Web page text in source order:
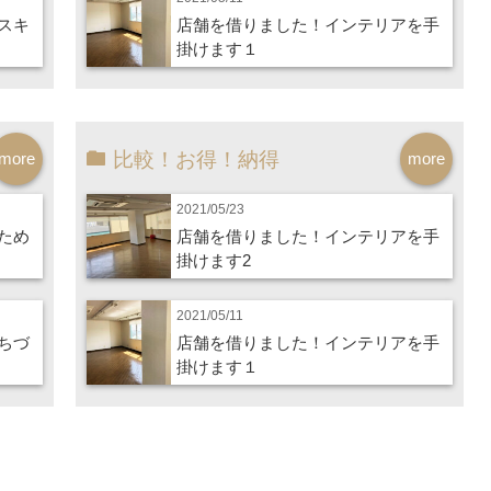
キ
店舗を借りました！インテリアを手
掛けます１
め
づ
more
比較！お得！納得
2021/05/23
店舗を借りました！インテリアを手
掛けます2
2021/05/11
店舗を借りました！インテリアを手
掛けます１